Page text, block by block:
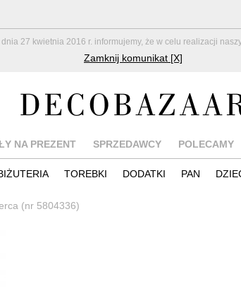
27 kwietnia 2016 r. informujemy, że w celu realizacji
Zamknij komunikat [X]
NA PREZENT SPRZEDAWCY POLECAMY
TOREBKI DODATKI PAN
(nr 5804336)